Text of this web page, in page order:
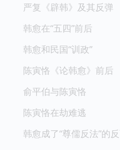
严复《辟韩》及其反弹
韩愈在“五四”前后
韩愈和民国“训政”
陈寅恪《论韩愈》前后
俞平伯与陈寅恪
陈寅恪在劫难逃
韩愈成了“尊儒反法”的